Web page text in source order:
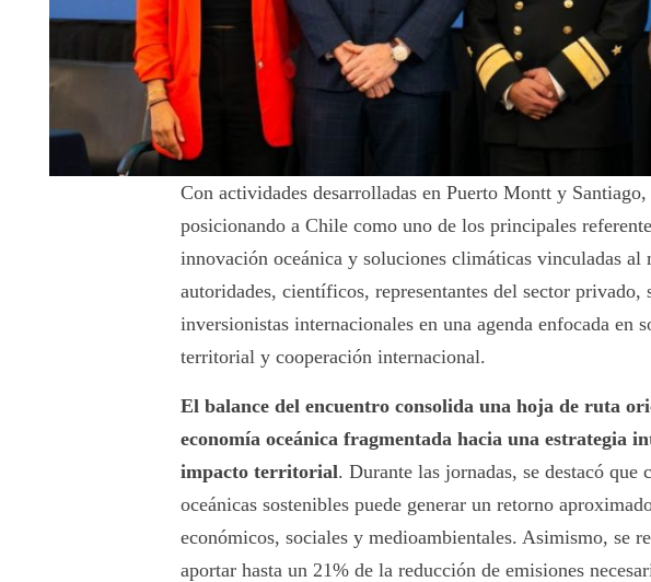
Con actividades desarrolladas en Puerto Montt y
posicionando a Chile como uno de los principales
innovación oceánica y soluciones climáticas vinculadas al
autoridades, científicos, representantes del sector privado,
inversionistas internacionales en una agenda enfocada en
territorial y cooperación internacional.
El balance del encuentro consolida una hoja de ruta
economía oceánica fragmentada hacia una estrategia
impacto territorial. Durante las jornadas, se destacó
oceánicas sostenibles puede generar un retorno
económicos, sociales y medioambientales. Asimismo, se
aportar hasta un 21% de la reducción de emisiones